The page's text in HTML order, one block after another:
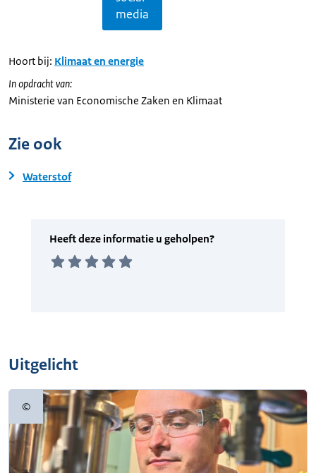
media
Hoort bij: Klimaat en energie
In opdracht van:
Ministerie van Economische Zaken en Klimaat
Zie ook
Waterstof
Uitgelicht
©Copyrightinformatie